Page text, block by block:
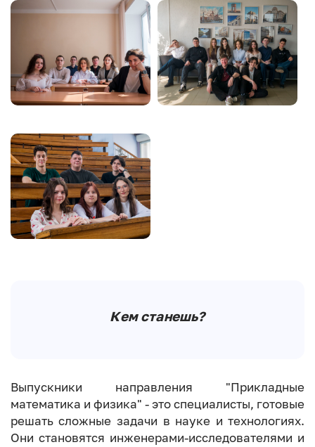
Image Image
Image
Кем станешь?
Выпускники направления "Прикладные
математика и физика" - это специалисты, готовые
решать сложные задачи в науке и технологиях.
Они становятся инженерами-исследователями и